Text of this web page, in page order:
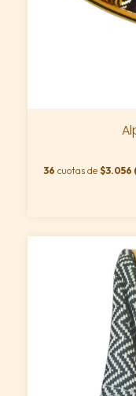
36 cuotas de $3.056